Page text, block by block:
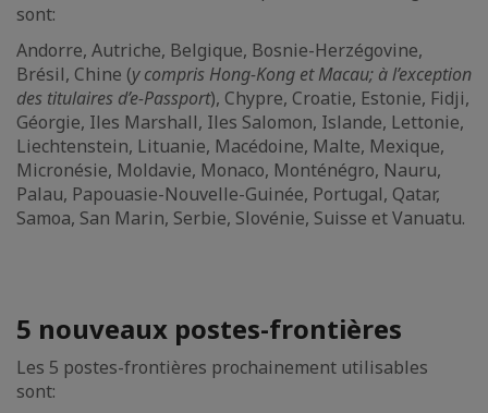
sont:
Andorre, Autriche, Belgique, Bosnie-Herzégovine,
Brésil, Chine (y compris Hong-Kong et Macau; à l’exception
des titulaires d’e-Passport), Chypre, Croatie, Estonie, Fidji,
Géorgie, Iles Marshall, Iles Salomon, Islande, Lettonie,
Liechtenstein, Lituanie, Macédoine, Malte, Mexique,
Micronésie, Moldavie, Monaco, Monténégro, Nauru,
Palau, Papouasie-Nouvelle-Guinée, Portugal, Qatar,
Samoa, San Marin, Serbie, Slovénie, Suisse et Vanuatu.
5 nouveaux postes-frontières
Les 5 postes-frontières prochainement utilisables
sont: